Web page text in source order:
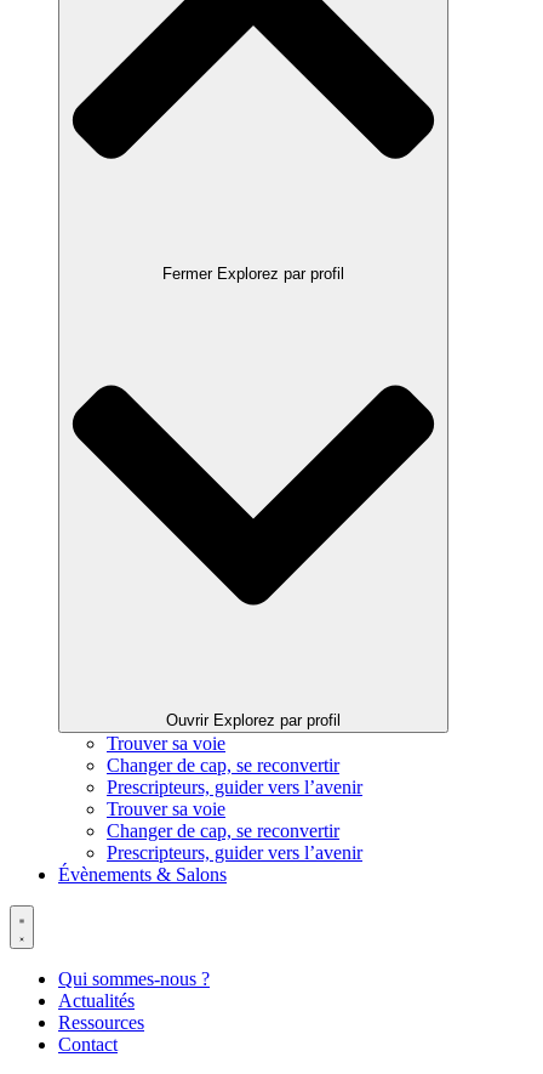
Fermer Explorez par profil
Ouvrir Explorez par profil
Trouver sa voie
Changer de cap, se reconvertir
Prescripteurs, guider vers l’avenir
Trouver sa voie
Changer de cap, se reconvertir
Prescripteurs, guider vers l’avenir
Évènements & Salons
Qui sommes-nous ?
Actualités
Ressources
Contact